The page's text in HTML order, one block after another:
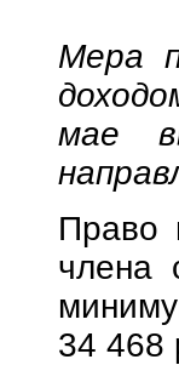
Мера
мае
Право
члена
34 468